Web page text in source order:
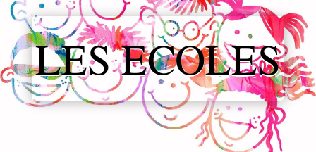
LES ECOLES